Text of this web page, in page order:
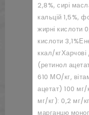
2,8%, сирі
кальцій 1,5%,
жирні кислоти
кислоти 3,1%
ккал/кг
(ретинол
610 МО/кг,
ацетат) 100 мг/
мг/кг): 0,2 мг/
марганцю